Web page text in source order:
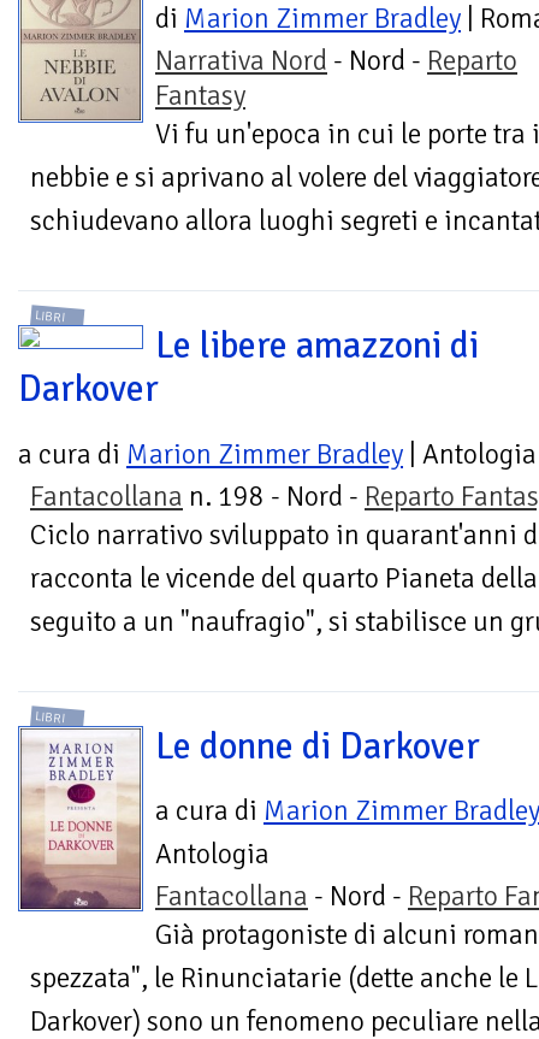
di Marion Zimmer Bradley |
Narrativa Nord - Nord - Reparto
Fantasy
Vi fu un'epoca in cui le porte
nebbie e si aprivano al volere del
schiudevano allora luoghi segreti e
LIBRI
Le libere amazzoni di
Darkover
a cura di Marion Zimmer Bradley | Antologia
Fantacollana n. 198 - Nord - Reparto
Ciclo narrativo sviluppato in quarant'anni
racconta le vicende del quarto Pianeta
seguito a un "naufragio", si stabilisce un
LIBRI
Le donne di Darkover
a cura di Marion Zimmer Bradley
Antologia
Fantacollana - Nord - Reparto
Già protagoniste di alcuni
spezzata", le Rinunciatarie (dette anche le
Darkover) sono un fenomeno peculiare